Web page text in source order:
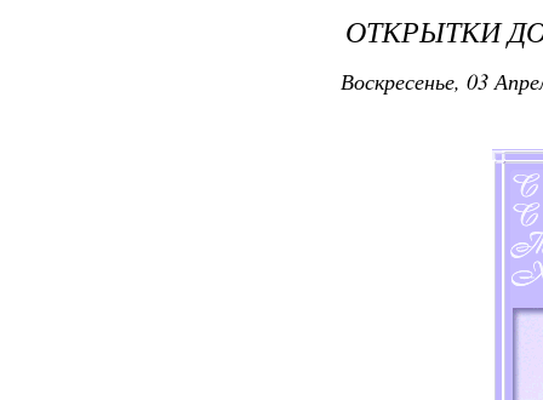
ОТКРЫТКИ
Воскресенье, 03